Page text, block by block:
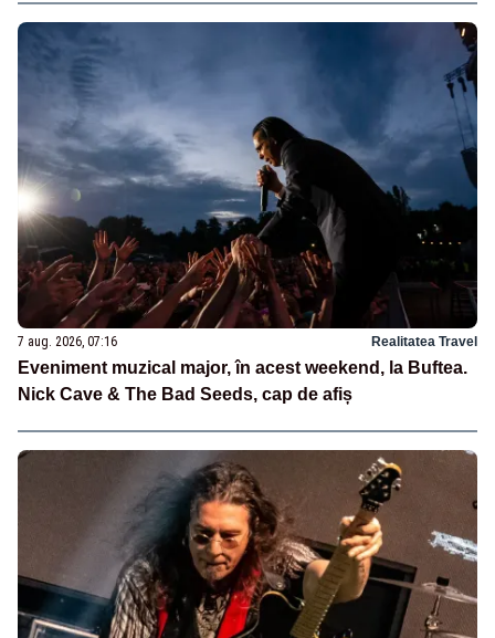
7 aug. 2026, 07:16 Realitatea Travel
Eveniment muzical major, în acest weekend, la Buftea.
Nick Cave & The Bad Seeds, cap de afiș